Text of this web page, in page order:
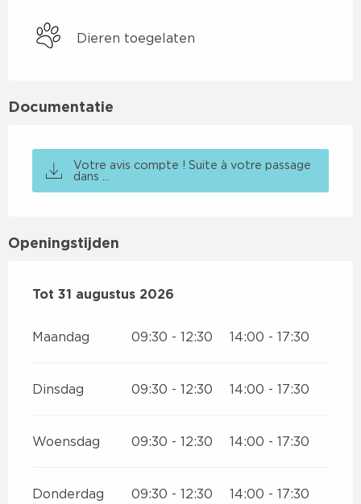
Dieren toegelaten
Documentatie
Votre avis compte ! Suite à votre passage
dans ...
Openingstijden
Vanaf 5 juli 2026tot31 augustus 2026
Tot 31 augustus 2026
Maandag 09:30 - 12:30 14:00 - 17:30
Dinsdag 09:30 - 12:30 14:00 - 17:30
Woensdag 09:30 - 12:30 14:00 - 17:30
Donderdag 09:30 - 12:30 14:00 - 17:30